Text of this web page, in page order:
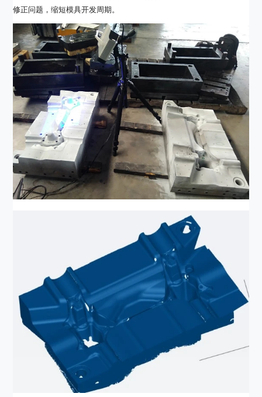
修正问题，缩短模具开发周期。